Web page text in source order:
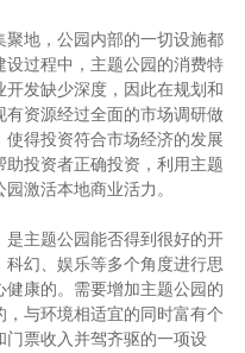
地，公园内部的一切设施都
过程中，主题公园的消费特
发缺少深度，因此在规划和
资源经过全面的市场调研做
得投资符合市场经济的发展
投资者正确投资，利用主题
激活本地商业活力。
主题公园能否得到很好的开
幻、娱乐等多个角度进行思
康的。需要增加主题公园的
与环境相适宜的同时富有个
票收入并驾齐驱的一项设